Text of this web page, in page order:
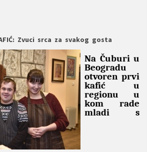
Zvuci srca za svakog gosta
Na Čuburi u
Beogradu
otvoren prvi
kafić u
regionu u
kom rade
mladi s